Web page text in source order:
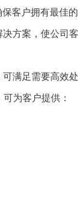
客户拥有最
方案，使公司
满足需要高效
为客户提供：